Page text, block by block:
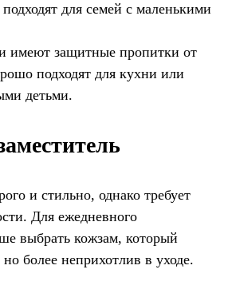
для семей с маленькими
имеют защитные пропитки от
подходят для кухни или
детьми.
и стильно, однако требует
Для ежедневного
выбрать кожзам, который
более неприхотлив в уходе.